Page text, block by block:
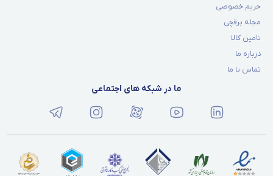
حریم خصوصی
مجله برقچی
تامین کالا
درباره ما
تماس با ما
ما در شبکه های اجتماعی